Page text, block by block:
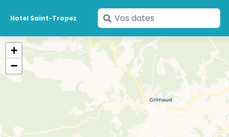
Hotel Saint-Tropez
Saisissez
vos
dates
+
−